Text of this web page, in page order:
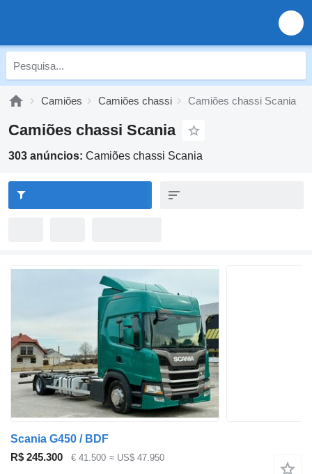
Camiões Camiões chassi Camiões chassi Scania
Camiões chassi Scania
303 anúncios: Camiões chassi Scania
Scania G450 / BDF
R$ 245.300
€ 41.500 ≈ US$ 47.950